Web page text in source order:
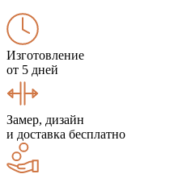
Изготовление
от 5 дней
Замер, дизайн
и доставка бесплатно